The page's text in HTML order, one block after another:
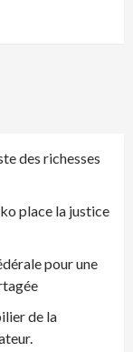
des richesses
place la justice
pour une
de la